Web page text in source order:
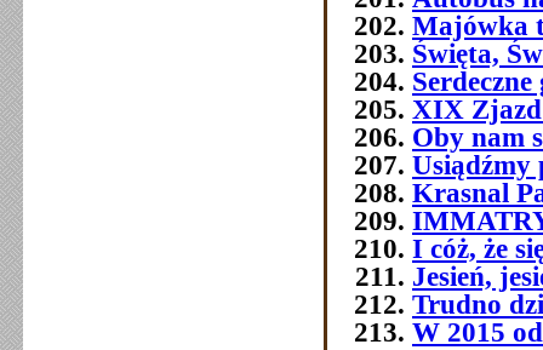
Majówka
Święta,
XIX Zjazd
Oby nam
Usiądźmy
Krasnal
I cóż, że
Jesień,
Trudno
W 2015